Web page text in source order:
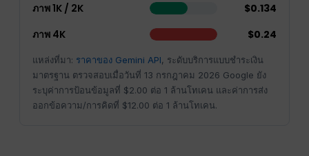
ภาพ 1K / 2K
$0.134
ภาพ 4K
$0.24
แหล่งที่มา: ราคาของ Gemini API, ระดับบริการแบบชำระเงิน
มาตรฐาน ตรวจสอบเมื่อวันที่ 13 กรกฎาคม 2026 Google ยัง
ระบุค่าการป้อนข้อมูลที่ $2.00 ต่อ 1 ล้านโทเคน และค่าการส่ง
ออกข้อความ/การคิดที่ $12.00 ต่อ 1 ล้านโทเคน.